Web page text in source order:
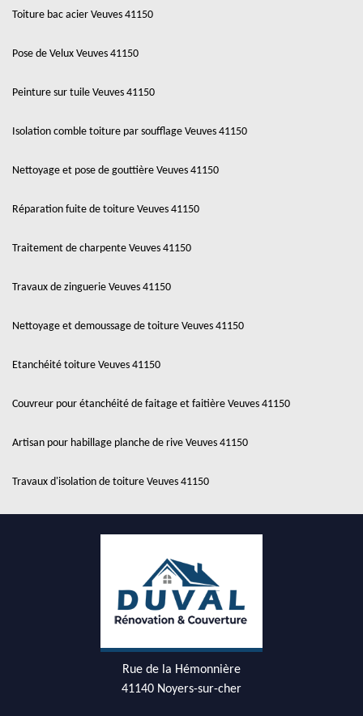
Toiture bac acier Veuves 41150
Pose de Velux Veuves 41150
Peinture sur tuile Veuves 41150
Isolation comble toiture par soufflage Veuves 41150
Nettoyage et pose de gouttière Veuves 41150
Réparation fuite de toiture Veuves 41150
Traitement de charpente Veuves 41150
Travaux de zinguerie Veuves 41150
Nettoyage et demoussage de toiture Veuves 41150
Etanchéité toiture Veuves 41150
Couvreur pour étanchéité de faitage et faitière Veuves 41150
Artisan pour habillage planche de rive Veuves 41150
Travaux d'isolation de toiture Veuves 41150
Rue de la Hémonnière
41140 Noyers-sur-cher